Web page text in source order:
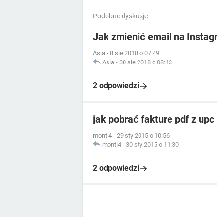
Podobne dyskusje
Jak zmienić email na
Asia - 8 sie 2018 o 07:49
Asia - 30 sie 2018 o 08:43
2 odpowiedzi
jak pobrać fakturę pdf z upc
monti4 - 29 sty 2015 o 10:56
monti4 - 30 sty 2015 o 11:30
2 odpowiedzi